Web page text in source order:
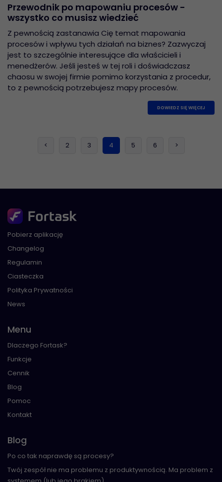
Przewodnik po mapowaniu procesów -
wszystko co musisz wiedzieć
Z pewnością zastanawia Cię temat mapowania
procesów i wpływu tych działań na biznes? Zazwyczaj
jest to szczególnie interesujące dla właścicieli i
menedżerów. Jeśli jesteś w tej roli i doświadczasz
chaosu w swojej firmie pomimo korzystania z procedur,
to z pewnością potrzebujesz mapy procesów.
DOWIEDZ SIĘ WIĘCEJ
< 2 3 4(current)
5 6 >
Pobierz aplikację
Changelog
Regulamin
Ciasteczka
Polityka Prywatności
News
Menu
Dlaczego Fortask?
Funkcje
Cennik
Blog
Pomoc
Kontakt
Blog
Po co tak naprawdę są procesy?
Twój zespół nie ma problemu z produktywnością. Ma problem z